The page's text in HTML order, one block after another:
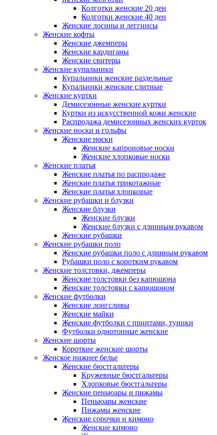
Колготки женские 20 ден
Колготки женские 40 ден
Женские лосины и леггинсы
Женские кофты
Женские джемперы
Женские кардиганы
Женские свитеры
Женские купальники
Купальники женские раздельные
Купальники женские слитные
Женские куртки
Демисезонные женские куртки
Куртки из искусственной кожи женские
Распродажа демисезонных женских курток
Женские носки и гольфы
Женские носки
Женские капроновые носки
Женские хлопковые носки
Женские платья
Женские платья по распродаже
Женские платья трикотажные
Женские платья хлопковые
Женские рубашки и блузки
Женские блузки
Женские блузки
Женские блузки с длинным рукавом
Женские рубашки
Женские рубашки поло
Женские рубашки поло с длинным рукавом
Рубашки поло с коротким рукавом
Женские толстовки, джемперы
Женские толстовки без капюшона
Женские толстовки с капюшоном
Женские футболки
Женские лонгсливы
Женские майки
Женские футболки с принтами, туники
Футболки однотонные женские
Женские шорты
Короткие женские шорты
Женское нижнее белье
Женские бюстгальтеры
Кружевные бюстгальтеры
Хлопковые бюстгальтеры
Женские пеньюары и пижамы
Пеньюары женские
Пижамы женские
Женские сорочки и кимоно
Женские кимоно